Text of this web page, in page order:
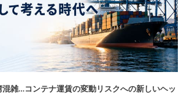
雑…コンテナ運賃の変動リスクへの新しいヘッ